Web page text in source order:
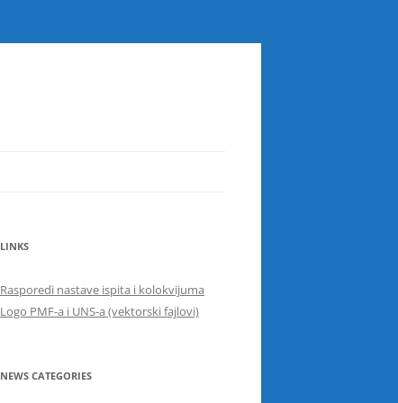
LINKS
Rasporedi nastave ispita i kolokvijuma
Logo PMF-a i UNS-a (vektorski fajlovi)
NEWS CATEGORIES